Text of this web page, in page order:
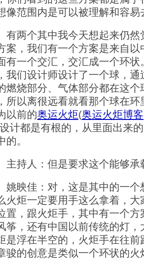
像范围内是可以被理解和容易
两个其中我今天想起来仍然
案，我们有一个方案是来自
有一个交汇，交汇成一个环
我们设计师设计了一个球，
燃烧部分、气体部分都在这
所以离很远看就看那个球在
以前的奥运火炬(奥运火炬博客
设计都是有根的，从里面出来
的。
持人：但是要求这个能够承
映佳：对，这是其中的一个
火炬一定要用手这么拿着，
置，跟火炬手，其中有一个
筝，还有中国以前传统的灯
是浮在半空的，火炬手在往
骏的创意是类似一个环状的